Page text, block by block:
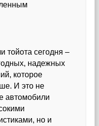
тойота сегодня –
надежных
которое
И это не
автомобили
но и